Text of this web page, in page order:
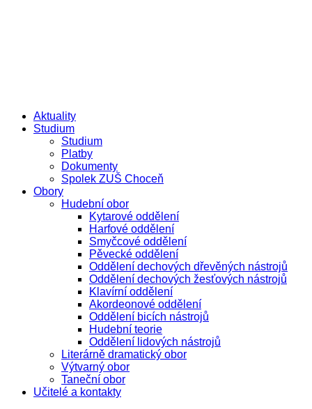
Aktuality
Studium
Studium
Platby
Dokumenty
Spolek ZUŠ Choceň
Obory
Hudební obor
Kytarové oddělení
Harfové oddělení
Smyčcové oddělení
Pěvecké oddělení
Oddělení dechových dřevěných nástrojů
Oddělení dechových žesťových nástrojů
Klavírní oddělení
Akordeonové oddělení
Oddělení bicích nástrojů
Hudební teorie
Oddělení lidových nástrojů
Literárně dramatický obor
Výtvarný obor
Taneční obor
Učitelé a kontakty